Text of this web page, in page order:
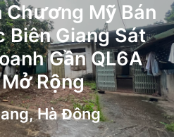
Chương Mỹ Bán
Giang Sát
Gần QL6A
Rộng
Hà Đông